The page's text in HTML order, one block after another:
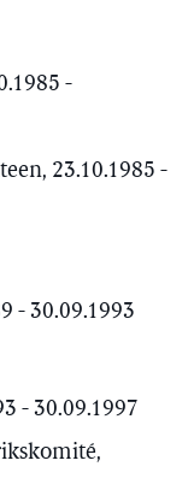
-
23.10.1985 -
- 30.09.1993
- 30.09.1997